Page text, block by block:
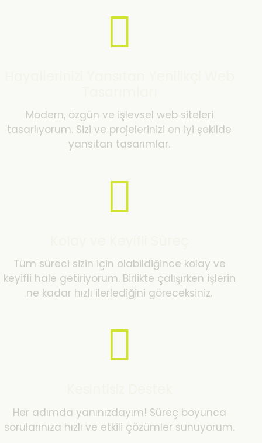
Modern, özgün ve işlevsel web siteleri
tasarlıyorum. Sizi ve projelerinizi en iyi şekilde
yansıtan tasarımlar.
Tüm süreci sizin için olabildiğince kolay ve
keyifli hale getiriyorum. Birlikte çalışırken işlerin
ne kadar hızlı ilerlediğini göreceksiniz.
Her adımda yanınızdayım! Süreç boyunca
sorularınıza hızlı ve etkili çözümler sunuyorum.